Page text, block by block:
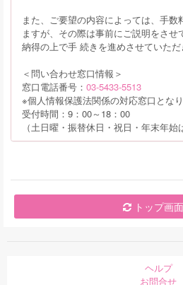
また、ご要望の内容によっては、手
ますが、その際は事前にご説明をさ
納得の上で手 続きを進めさせていただ
＜問い合わせ窓口情報＞
窓口電話番号： 03-5433-5513
※個人情報保護法関係の対応窓口となり
受付時間：9：00～18：00
（土日曜・振替休日・祝日・年末年始
トップ画
ヘルプ
お問合せ